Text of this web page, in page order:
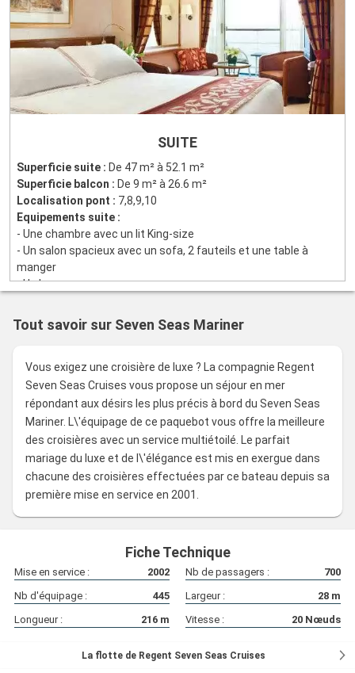
SUITE
Superficie suite : De 47 m² à 52.1 m²
Superficie balcon : De 9 m² à 26.6 m²
Localisation pont : 7,8,9,10
Equipements suite :
- Une chambre avec un lit King-size
- Un salon spacieux avec un sofa, 2 fauteils et une table à
manger
- Un bureau
savons, shampooings et lotions Guerlain, Acqua di Parma et
L'Occitane Jasmin et Bergamote
- Des peignoirs et des pantoufles en peluche Regent
- Des couvertures en cachemire
- Une paire de jumelles
- Une vanité
- Une télévision à écran plat interactive
- Un sèche-cheveux
- Un pèse-bain
- Une horloge météo élégante
Equipements balcon :Un balcon spacieux surplombant l'océan
Tout savoir sur Seven Seas Mariner
Vous exigez une croisière de luxe ? La compagnie Regent
Seven Seas Cruises vous propose un séjour en mer
répondant aux désirs les plus précis à bord du Seven Seas
Mariner. L\'équipage de ce paquebot vous offre la meilleure
des croisières avec un service multiétoilé. Le parfait
mariage du luxe et de l\'élégance est mis en exergue dans
chacune des croisières effectuées par ce bateau depuis sa
première mise en service en 2001.
Fiche Technique
Mise en service : 2002 Nb de passagers :
700
Nb d'équipage :
445 Largeur : 28 m
Longueur :
216 m Vitesse : 20 Nœuds
La flotte de Regent Seven Seas Cruises